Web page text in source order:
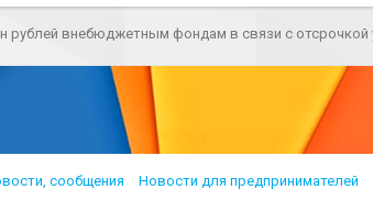
рублей внебюджетным фондам в связи с
сообщения Новости для предпринимателей